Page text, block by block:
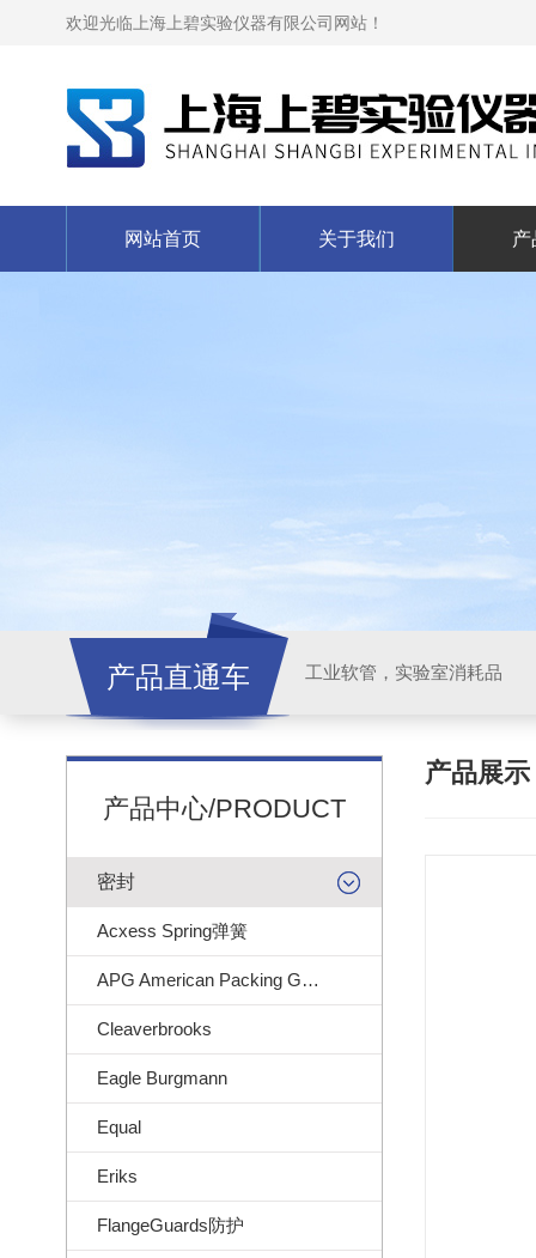
欢迎光临上海上碧实验仪器有限公司网站！
网站首页 关于我们 产
产品直通车 工业软管，实验室消耗品
产品中心/PRODUCT
密封
Acxess Spring弹簧
APG American Packing Gasket
Cleaverbrooks
Eagle Burgmann
Equal
Eriks
FlangeGuards防护
产品展示